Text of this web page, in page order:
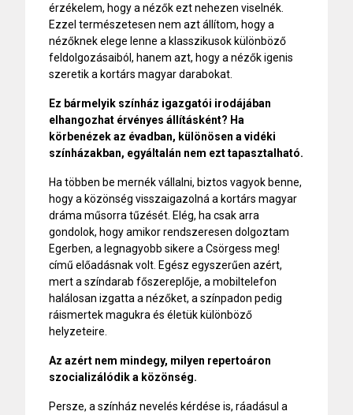
érzékelem, hogy a nézők ezt nehezen viselnék.
Ezzel természetesen nem azt állítom, hogy a
nézőknek elege lenne a klasszikusok különböző
feldolgozásaiból, hanem azt, hogy a nézők igenis
szeretik a kortárs magyar darabokat.
Ez bármelyik színház igazgatói irodájában
elhangozhat érvényes állításként? Ha
körbenézek az évadban, különösen a vidéki
színházakban, egyáltalán nem ezt tapasztalható.
Ha többen be mernék vállalni, biztos vagyok benne,
hogy a közönség visszaigazolná a kortárs magyar
dráma műsorra tűzését. Elég, ha csak arra
gondolok, hogy amikor rendszeresen dolgoztam
Egerben, a legnagyobb sikere a Csörgess meg!
című előadásnak volt. Egész egyszerűen azért,
mert a színdarab főszereplője, a mobiltelefon
halálosan izgatta a nézőket, a színpadon pedig
ráismertek magukra és életük különböző
helyzeteire.
Az azért nem mindegy, milyen repertoáron
szocializálódik a közönség.
Persze, a színház nevelés kérdése is, ráadásul a